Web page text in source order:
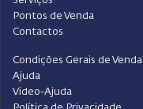
Pontos de Venda
Contactos
Condições Gerais de Venda
Ajuda
Video-Ajuda